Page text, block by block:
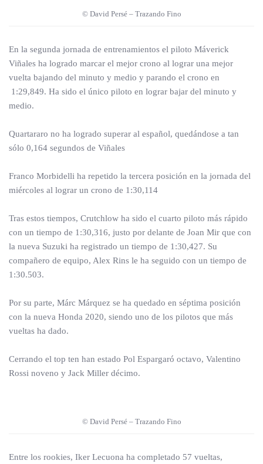
© David Persé – Trazando Fino
En la segunda jornada de entrenamientos el piloto Máverick
Viñales ha logrado marcar el mejor crono al lograr una mejor
vuelta bajando del minuto y medio y parando el crono en
1:29,849. Ha sido el único piloto en lograr bajar del minuto y
medio.
Quartararo no ha logrado superar al español, quedándose a tan
sólo 0,164 segundos de Viñales
Franco Morbidelli ha repetido la tercera posición en la jornada del
miércoles al lograr un crono de 1:30,114
Tras estos tiempos, Crutchlow ha sido el cuarto piloto más rápido
con un tiempo de 1:30,316, justo por delante de Joan Mir que con
la nueva Suzuki ha registrado un tiempo de 1:30,427. Su
compañero de equipo, Alex Rins le ha seguido con un tiempo de
1:30.503.
Por su parte, Márc Márquez se ha quedado en séptima posición
con la nueva Honda 2020, siendo uno de los pilotos que más
vueltas ha dado.
Cerrando el top ten han estado Pol Espargaró octavo, Valentino
Rossi noveno y Jack Miller décimo.
© David Persé – Trazando Fino
Entre los rookies, Iker Lecuona ha completado 57 vueltas,